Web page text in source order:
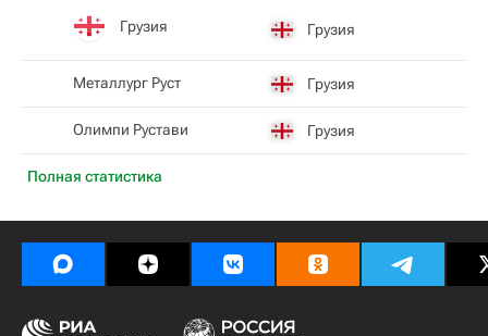
Полная статистика
Грузия Грузия
Металлург Руст Грузия
Олимпи Рустави Грузия